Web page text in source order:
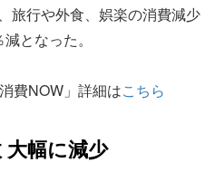
旅行や外食、娯楽の消費減少
となった。
費NOW」詳細はこちら
大幅に減少